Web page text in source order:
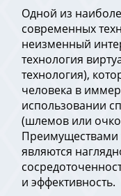
Одной из
современных
неизменный
технология
технология),
человека в
использовании
(шлемов или
Преимуществами
являются
и эффективность.